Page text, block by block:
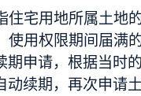
住宅用地所属土地
使用权限期间届满
期申请，根据当时
动续期，再次申请